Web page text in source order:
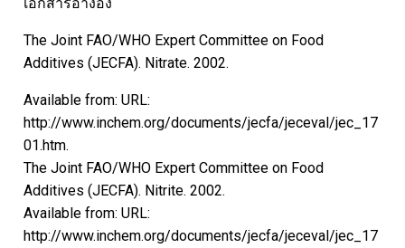
The Joint FAO/WHO Expert Committee on Food
Additives (JECFA). Nitrate. 2002.
Available from: URL:
http://www.inchem.org/documents/jecfa/jeceval/jec_17
01.htm.
The Joint FAO/WHO Expert Committee on Food
Additives (JECFA). Nitrite. 2002.
Available from: URL:
http://www.inchem.org/documents/jecfa/jeceval/jec_17